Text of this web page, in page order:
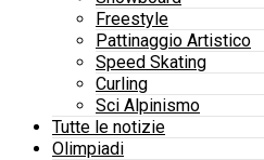
Freestyle
Pattinaggio Artistico
Speed Skating
Curling
Sci Alpinismo
Tutte le notizie
Olimpiadi